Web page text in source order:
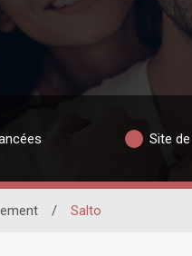
Site
/ Salto